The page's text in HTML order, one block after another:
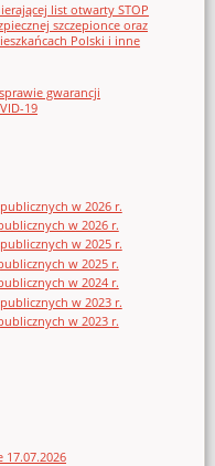
list otwarty STOP
szczepionce oraz
Polski i inne
gwarancji
19
w 2026 r.
w 2026 r.
w 2025 r.
w 2025 r.
w 2024 r.
w 2023 r.
w 2023 r.